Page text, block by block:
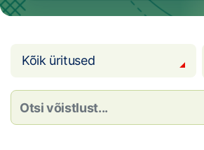
Kontakt
EOL
Galerii
Kõik üritused